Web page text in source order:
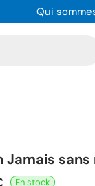
Qui
Jamais